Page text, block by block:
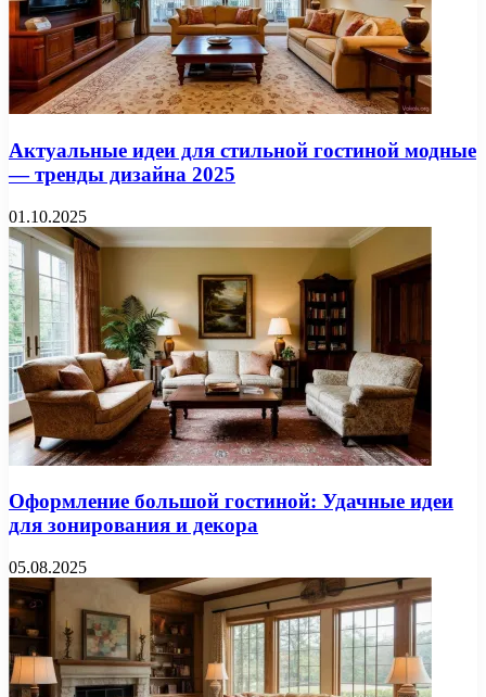
Актуальные идеи для стильной гостиной модные
— тренды дизайна 2025
01.10.2025
Оформление большой гостиной: Удачные идеи
для зонирования и декора
05.08.2025